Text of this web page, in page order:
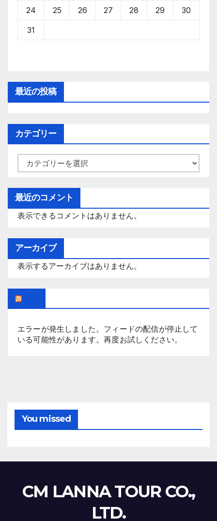
24 25 26 27 28 29 30
31
最近の投稿
カテゴリー
テ
ゴ
リ
ー
最近のコメント
表示できるコメントはありません。
アーカイブ
表示するアーカイブはありません。
エラーが発生しました。フィードの配信が停止して
いる可能性があります。再度お試しください。
You missed
CM LANNA TOUR CO.,
LTD.